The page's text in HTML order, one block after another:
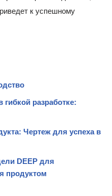
к успешному
гибкой разработке:
Чертеж для успеха в
DEEP для
продуктом